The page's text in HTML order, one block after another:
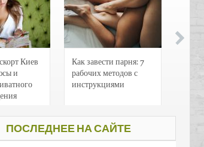
Киев
и
Как завести парня: 7
рабочих методов с
инструкциями
ПОСЛЕДНЕЕ НА САЙТЕ